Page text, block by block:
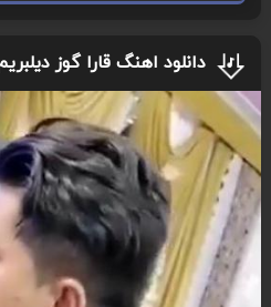
دانلود اهنگ قارا گوز